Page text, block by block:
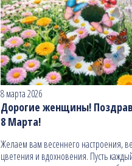
8 марта 2026
Дорогие женщины!
8 Марта!
Желаем вам весеннего настроения,
цветения и вдохновения. Пусть